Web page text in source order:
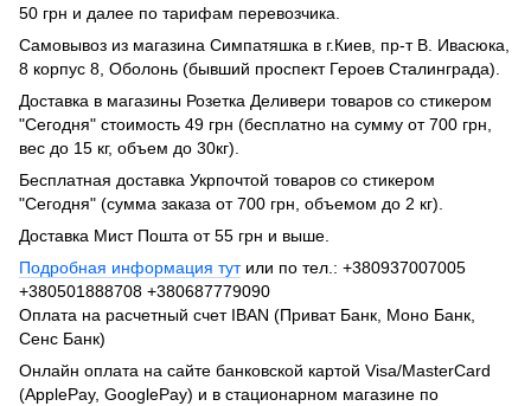
50 грн и далее по тарифам перевозчика.
Самовывоз из магазина Симпатяшка в г.Киев, пр-т В. Ивасюка,
8 корпус 8, Оболонь (бывший проспект Героев Сталинграда).
Доставка в магазины Розетка Деливери товаров со стикером
"Сегодня" стоимость 49 грн (бесплатно на сумму от 700 грн,
вес до 15 кг, объем до 30кг).
Бесплатная доставка Укрпочтой товаров со стикером
"Сегодня" (сумма заказа от 700 грн, объемом до 2 кг).
Доставка Мист Пошта от 55 грн и выше.
Подробная информация тутили по тел.: +380937007005
+380501888708 +380687779090
Оплата на расчетный счет IBAN (Приват Банк, Моно Банк,
Сенс Банк)
Онлайн оплата на сайте банковской картой Visa/MasterCard
(ApplePay, GooglePay) и в стационарном магазине по